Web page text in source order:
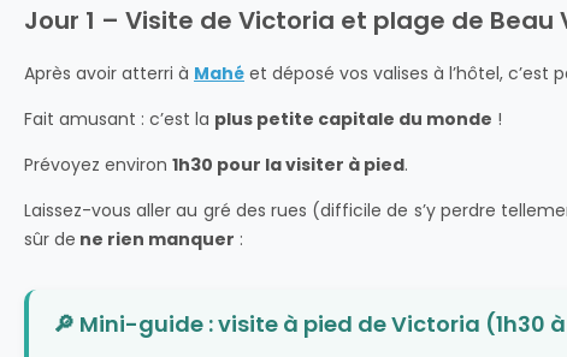
Jour 1 – Visite de Victoria et plage de Beau
Après avoir atterri à Mahé et déposé vos valises à l’hôtel, c’est
Fait amusant : c’est la plus petite capitale du monde !
Prévoyez environ 1h30 pour la visiter à pied.
Laissez-vous aller au gré des rues (difficile de s’y perdre
sûr de ne rien manquer :
🔎 Mini-guide : visite à pied de Victoria (1h30